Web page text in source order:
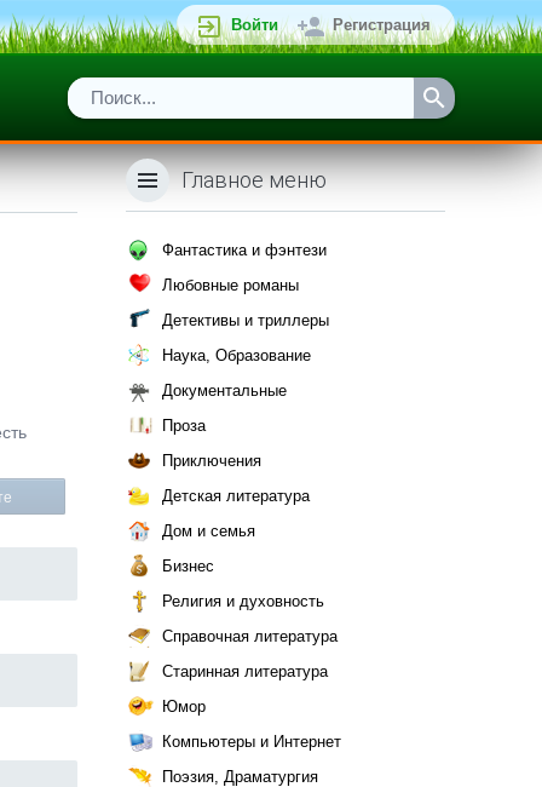
Войти Регистрация
Главное меню
Фантастика и фэнтези
Любовные романы
Детективы и триллеры
Наука, Образование
Документальные
Проза
Приключения
Детская литература
Дом и семья
Бизнес
Религия и духовность
Справочная литература
Старинная литература
Юмор
Компьютеры и Интернет
Поэзия, Драматургия